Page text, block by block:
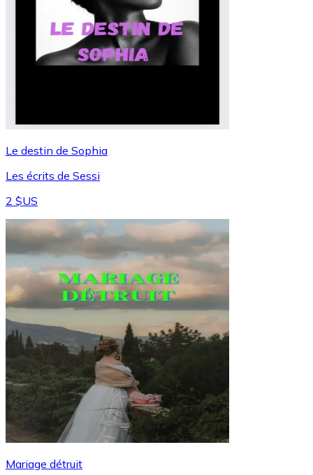
Le destin de Sophia
Les écrits de Sessi
2 $US
Mariage détruit